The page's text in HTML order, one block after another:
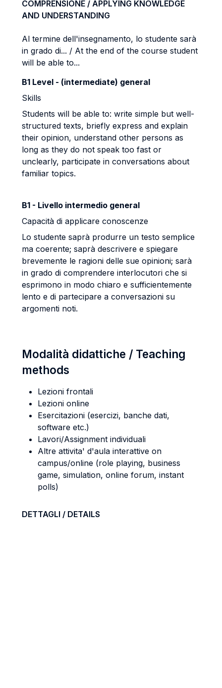
COMPRENSIONE / APPLYING KNOWLEDGE
AND UNDERSTANDING
Al termine dell'insegnamento, lo studente sarà
in grado di... / At the end of the course student
will be able to...
B1 Level - (intermediate) general
Skills
Students will be able to: write simple but well-
structured texts, briefly express and explain
their opinion, understand other persons as
long as they do not speak too fast or
unclearly, participate in conversations about
familiar topics.
B1 - Livello intermedio general
Capacità di applicare conoscenze
Lo studente saprà produrre un testo semplice
ma coerente; saprà descrivere e spiegare
brevemente le ragioni delle sue opinioni; sarà
in grado di comprendere interlocutori che si
esprimono in modo chiaro e sufficientemente
lento e di partecipare a conversazioni su
argomenti noti.
Modalità didattiche / Teaching
methods
Lezioni frontali
Lezioni online
Esercitazioni (esercizi, banche dati,
software etc.)
Lavori/Assignment individuali
Altre attivita' d'aula interattive on
campus/online (role playing, business
game, simulation, online forum, instant
polls)
DETTAGLI / DETAILS